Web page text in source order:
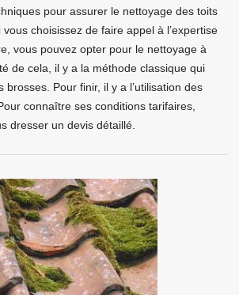
pour assurer le nettoyage des toits
choisissez de faire appel à l’expertise
vous pouvez opter pour le nettoyage à
de cela, il y a la méthode classique qui
brosses. Pour finir, il y a l’utilisation des
connaître ses conditions tarifaires,
dresser un devis détaillé.